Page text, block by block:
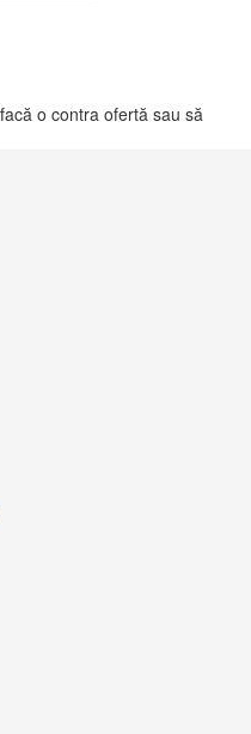
o contra ofertă sau să